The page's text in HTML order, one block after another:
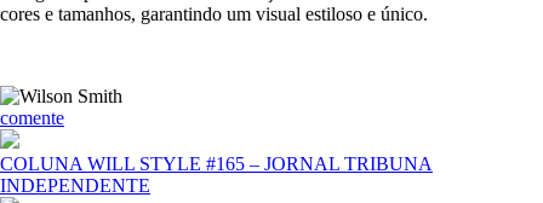
cores e tamanhos, garantindo um visual estiloso e único.
comente
COLUNA WILL STYLE #165 – JORNAL TRIBUNA
INDEPENDENTE